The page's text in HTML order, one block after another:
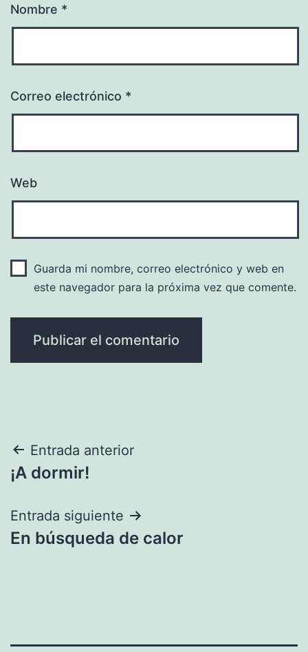
Nombre *
Correo electrónico *
Web
Guarda mi nombre, correo electrónico y web en
este navegador para la próxima vez que comente.
Navegación
de
entradas
Entrada anterior
¡A dormir!
Entrada siguiente
En búsqueda de calor